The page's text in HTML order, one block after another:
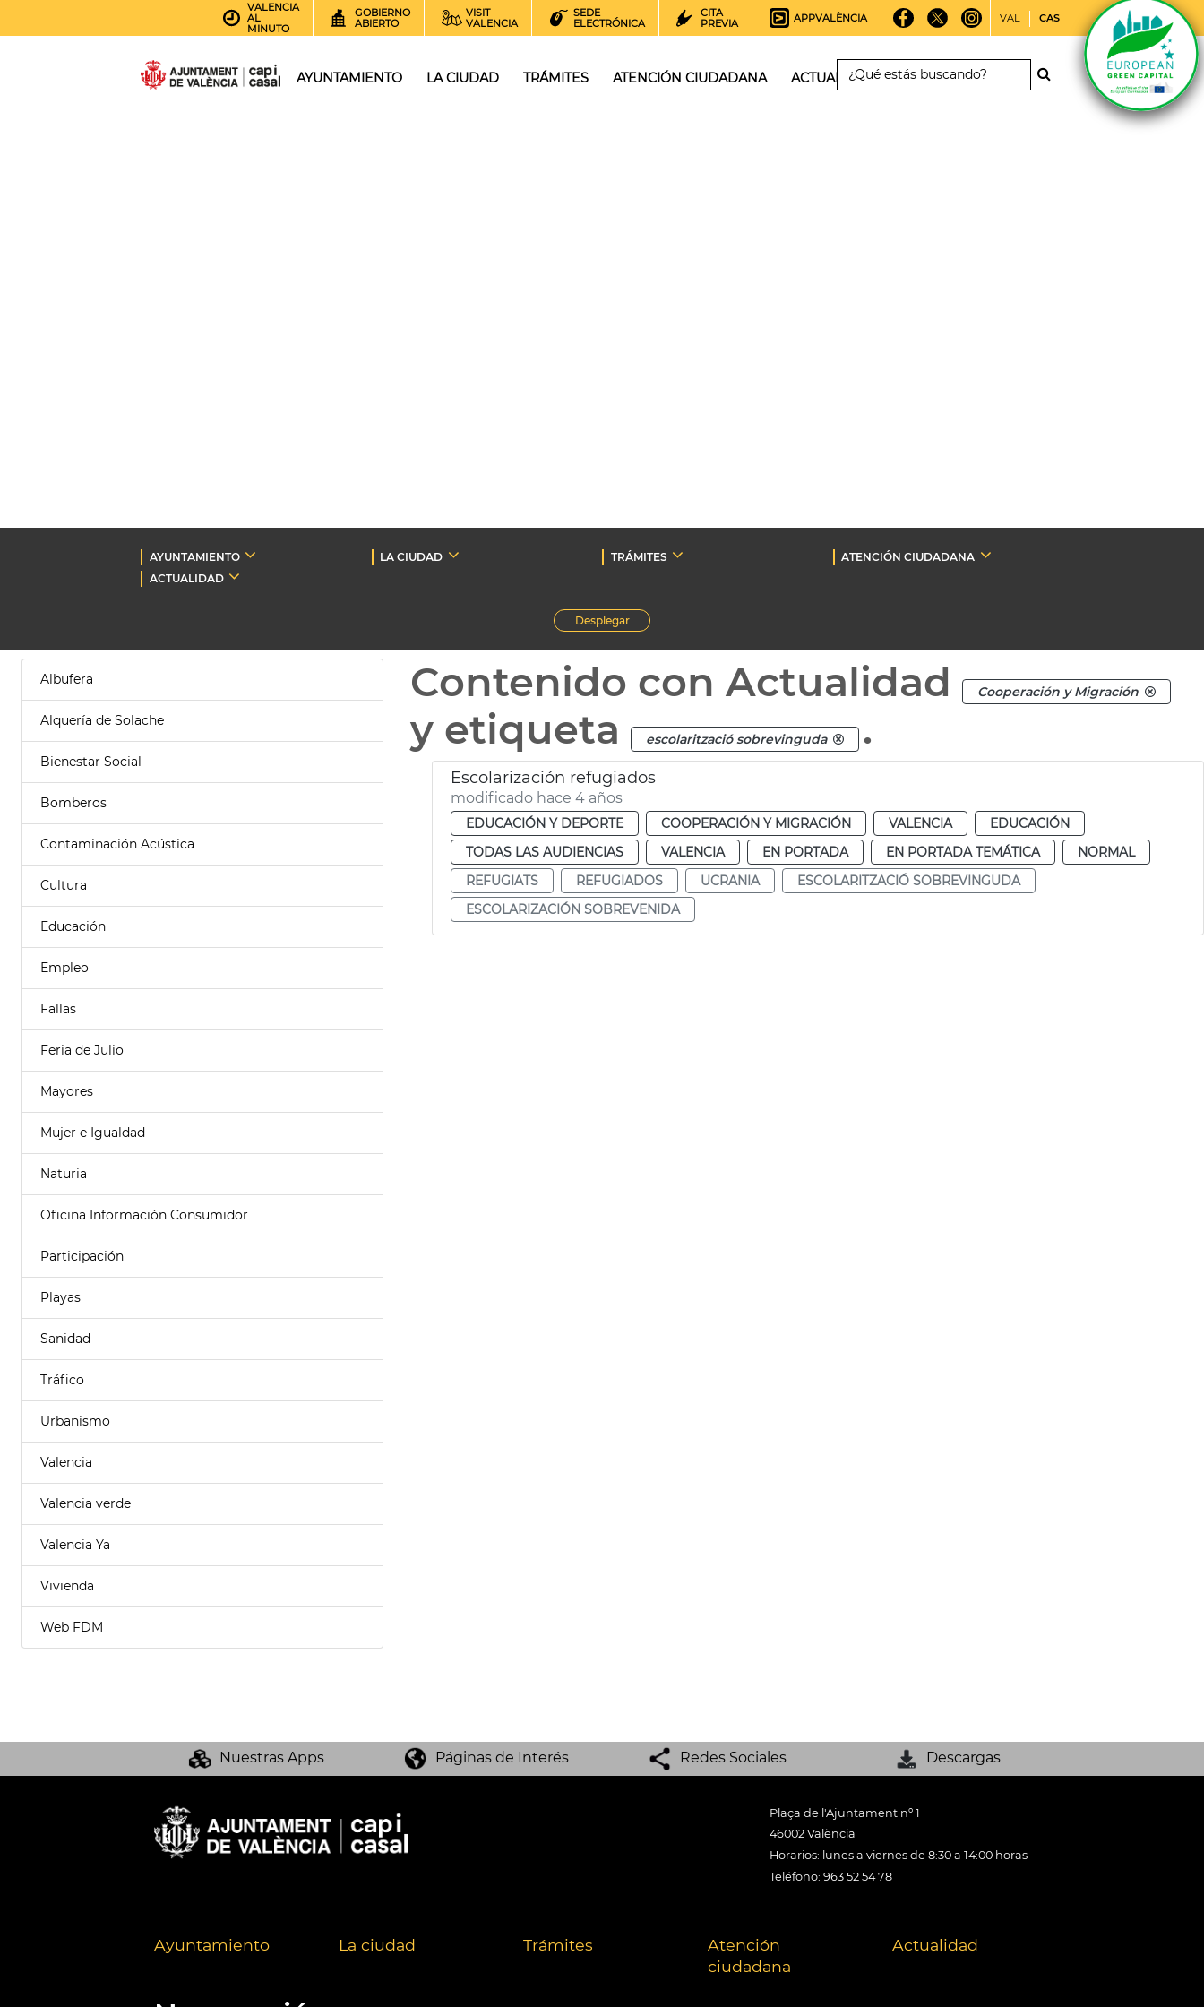
VALENCIA
AL
MINUTO
GOBIERNO
ABIERTO
VISIT
VALENCIA
SEDE
ELECTRÓNICA
CITA
PREVIA
APPVALÈNCIA VAL CAS
AYUNTAMIENTO LA CIUDAD TRÁMITES ATENCIÓN CIUDADANA ACTUALIDAD
AYUNTAMIENTO LA CIUDAD TRÁMITES
ATENCIÓN CIUDADANA
ACTUALIDAD
Desplegar
Albufera
Alquería de Solache
Bienestar Social
Bomberos
Contaminación Acústica
Cultura
Educación
Empleo
Fallas
Feria de Julio
Mayores
Mujer e Igualdad
Naturia
Oficina Información Consumidor
Participación
Playas
Sanidad
Tráfico
Urbanismo
Valencia
Valencia verde
Valencia Ya
Vivienda
Web FDM
Contenido con Actualidad Cooperación y Migración
y etiqueta escolarització sobrevinguda .
Escolarización refugiados
modificado hace 4 años
EDUCACIÓN Y DEPORTE COOPERACIÓN Y MIGRACIÓN VALENCIA
EDUCACIÓN
TODAS LAS AUDIENCIAS
VALENCIA EN PORTADA EN PORTADA TEMÁTICA
NORMAL
REFUGIATS
REFUGIADOS UCRANIA
ESCOLARITZACIÓ SOBREVINGUDA
ESCOLARIZACIÓN SOBREVENIDA
Nuestras Apps Páginas de Interés Redes Sociales Descargas
Plaça de l'Ajuntament nº 1
46002 València
Horarios: lunes a viernes de 8:30 a 14:00 horas
Teléfono: 963 52 54 78
Ayuntamiento La ciudad Trámites
Atención
ciudadana
Actualidad